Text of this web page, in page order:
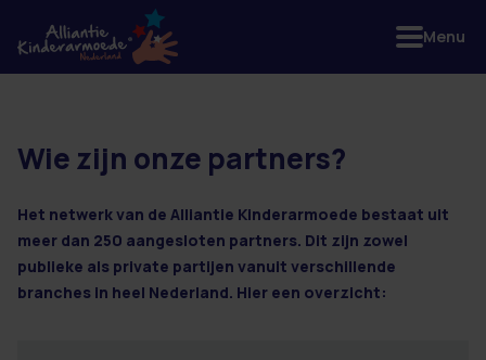
11 resultaten
Wie zijn onze partners?
Het netwerk van de Alliantie Kinderarmoede bestaat uit
meer dan 250 aangesloten partners. Dit zijn zowel
publieke als private partijen vanuit verschillende
branches in heel Nederland. Hier een overzicht:
Menu